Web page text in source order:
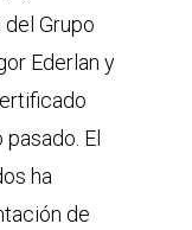
Grupo
Ederlan y
El
ha
de